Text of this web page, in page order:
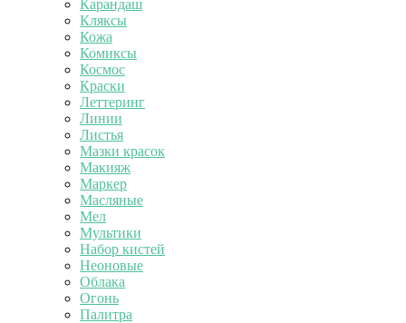
Карандаш
Кляксы
Кожа
Комиксы
Космос
Краски
Леттеринг
Линии
Листья
Мазки красок
Макияж
Маркер
Масляные
Мел
Мультики
Набор кистей
Неоновые
Облака
Огонь
Палитра